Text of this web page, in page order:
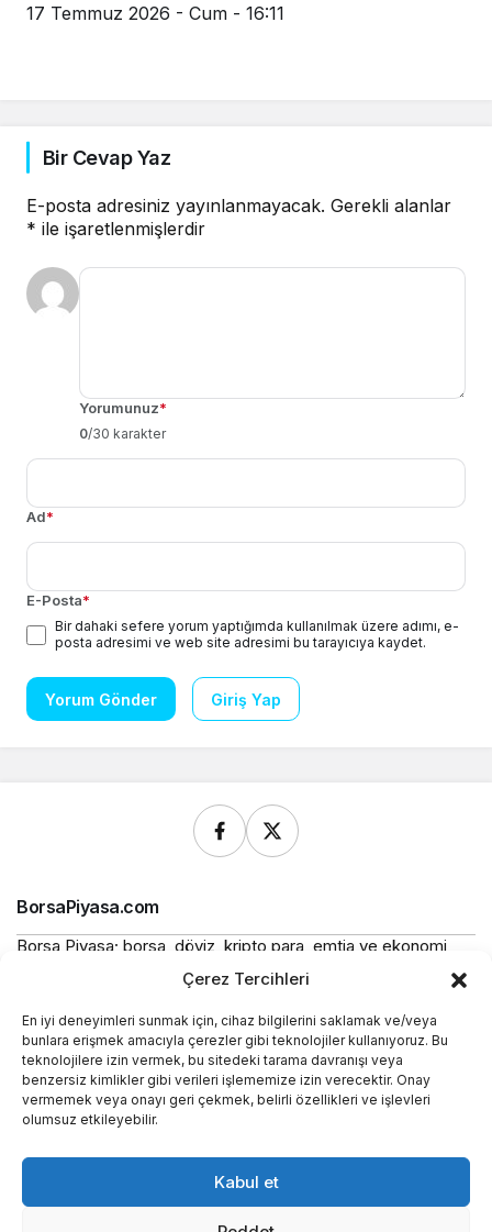
Çerez Tercihleri
En iyi deneyimleri sunmak için, cihaz bilgilerini saklamak ve/veya
bunlara erişmek amacıyla çerezler gibi teknolojiler kullanıyoruz. Bu
teknolojilere izin vermek, bu sitedeki tarama davranışı veya
benzersiz kimlikler gibi verileri işlememize izin verecektir. Onay
vermemek veya onayı geri çekmek, belirli özellikleri ve işlevleri
olumsuz etkileyebilir.
Kabul et
17 Temmuz 2026 - Cum - 16:11
Bir Cevap Yaz
E-posta adresiniz yayınlanmayacak. Gerekli alanlar
* ile işaretlenmişlerdir
Yorumunuz*
0/30 karakter
Ad*
E-Posta*
Bir dahaki sefere yorum yaptığımda kullanılmak üzere adımı, e-
posta adresimi ve web site adresimi bu tarayıcıya kaydet.
Yorum Gönder Giriş Yap
BorsaPiyasa.com
Borsa Piyasa; borsa, döviz, kripto para, emtia ve ekonomi
alanlarında güncel haberler, piyasa verileri ve bilgilendirici
içerikler sunan bağımsız bir dijital yayın platformudur.
Bu sitede yer alan içerikler bilgilendirme amaçlıdır ve
yatırım tavsiyesi niteliği taşımaz.
Yasal
Kurumsal